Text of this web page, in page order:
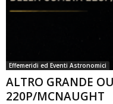
Effemeridi ed Eventi Astronomici
ALTRO GRANDE
220P/MCNAUGHT